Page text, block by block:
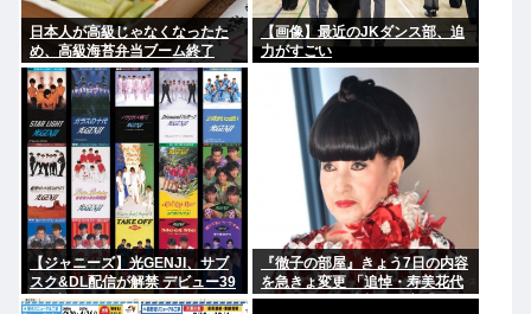
日本人が高級じゃなくなったた
め、高級海苔弁当ブーム終了
www
【画像】最近のJKダンス部、迫
力がすごい
【ジャニーズ】光GENJI、サブ
スク&DL配信が解禁 デビュー39
周年迎える8月19日から40周年
『徹子の部屋』きょう7日の内容
を急きょ変更 「追悼・寿美花代
さん」放送へ 当初の予定「放送